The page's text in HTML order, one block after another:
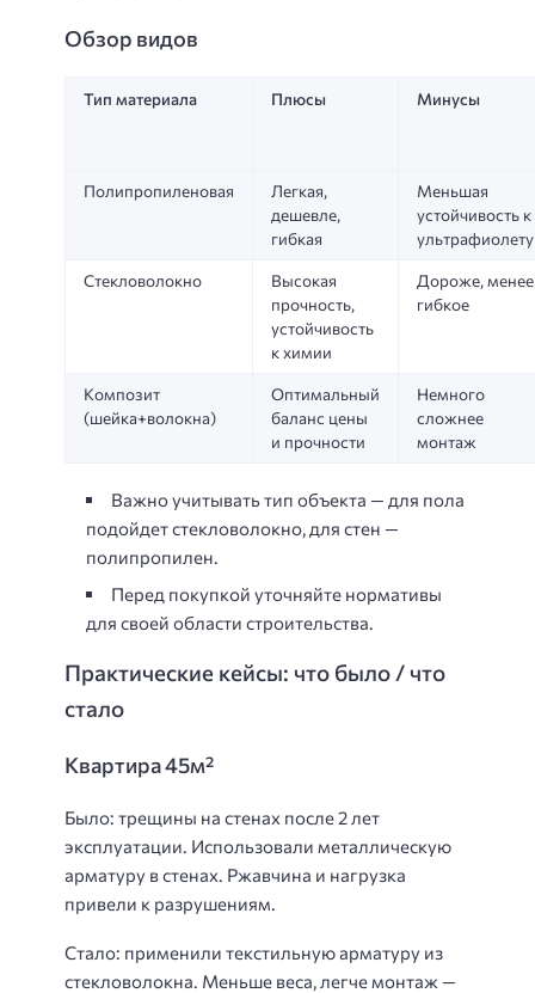
Обзор видов
Тип материала Плюсы Минусы
Полипропиленовая
Легкая,
дешевле,
гибкая
Меньшая
устойчивость к
ультрафиолету
Стекловолокно
Высокая
прочность,
устойчивость
к химии
Дороже, менее
гибкое
Композит
(шейка+волокна)
Оптимальный
баланс цены
и прочности
Немного
сложнее
монтаж
Важно учитывать тип объекта — для пола
подойдет стекловолокно, для стен —
полипропилен.
Перед покупкой уточняйте нормативы
для своей области строительства.
Практические кейсы: что было / что
стало
Квартира 45м²
Было: трещины на стенах после 2 лет
эксплуатации. Использовали металлическую
арматуру в стенах. Ржавчина и нагрузка
привели к разрушениям.
Стало: применили текстильную арматуру из
стекловолокна. Меньше веса, легче монтаж —